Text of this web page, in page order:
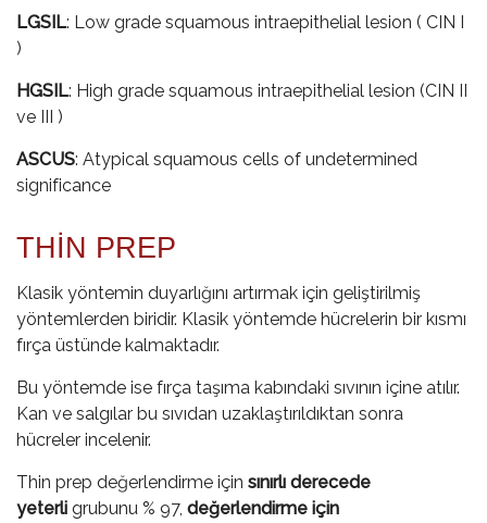
LGSIL: Low grade squamous intraepithelial lesion ( CIN I
)
HGSIL: High grade squamous intraepithelial lesion (CIN II
ve III )
ASCUS: Atypical squamous cells of undetermined
significance
THİN PREP
Klasik yöntemin duyarlığını artırmak için geliştirilmiş
yöntemlerden biridir. Klasik yöntemde hücrelerin bir kısmı
fırça üstünde kalmaktadır.
Bu yöntemde ise fırça taşıma kabındaki sıvının içine atılır.
Kan ve salgılar bu sıvıdan uzaklaştırıldıktan sonra
hücreler incelenir.
Thin prep değerlendirme için sınırlı derecede
yeterli grubunu % 97, değerlendirme için